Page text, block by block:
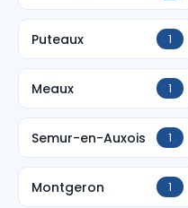
Puteaux 1
Meaux 1
Semur-en-Auxois 1
Montgeron 1